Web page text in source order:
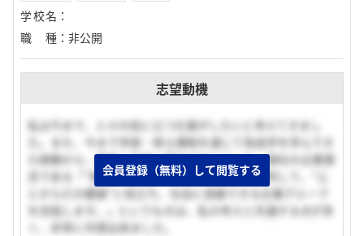
学校名 ：
職種 ： 非公開
志望動機
私は今まで、人々の役に立つ仕事がしたいと考えてきまし
た。また、今まで学部・修士課程を通じて免疫学を学んでき
た経験から、健康に非常に興味がありました。御社の企業理
念である「“魅力と価値のある商品や技術”を提供して、“心
とからだの健康”に役立ち、社会に貢献できる企業グループ
を目指します。」というものは、私の考えと共通する点が多
く、非常に共感出来ました。
会員登録（無料）して閲覧する